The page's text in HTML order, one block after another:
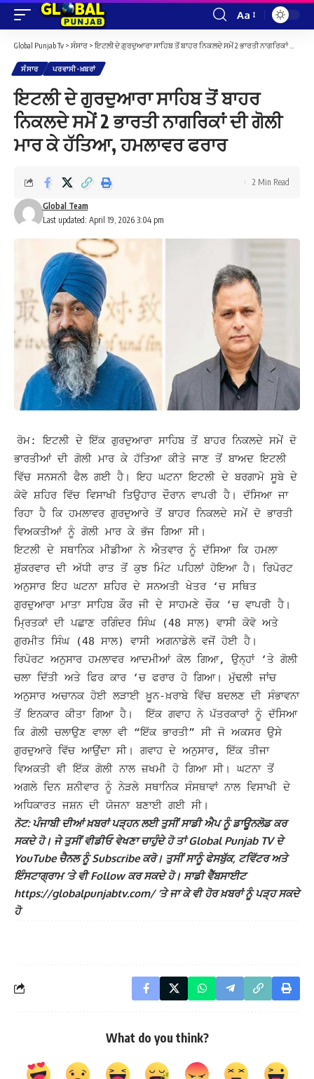
Font
Resizer
Aa
Global Punjab Tv > ਸੰਸਾਰ >ਇਟਲੀ ਦੇ ਗੁਰਦੁਆਰਾ ਸਾਹਿਬ ਤੋਂ ਬਾਹਰ ਨਿਕਲਦੇ ਸਮੇਂ 2 ਭਾਰਤੀ ਨਾਗਰਿਕਾਂ ਦੀ ਗੋਲੀ ਮਾਰ ਕੇ ਹੱਤਿਆ, ਹਮਲਾਵਰ ਫਰਾਰ
ਸੰਸਾਰ ਪਰਵਾਸੀ-ਖ਼ਬਰਾਂ
ਇਟਲੀ ਦੇ ਗੁਰਦੁਆਰਾ ਸਾਹਿਬ ਤੋਂ ਬਾਹਰ
ਨਿਕਲਦੇ ਸਮੇਂ 2 ਭਾਰਤੀ ਨਾਗਰਿਕਾਂ ਦੀ ਗੋਲੀ
ਮਾਰ ਕੇ ਹੱਤਿਆ, ਹਮਲਾਵਰ ਫਰਾਰ
Last updated: April 19, 2026 3:04 pm
Global Team
2 Min Read
ਰੋਮ: ਇਟਲੀ ਦੇ ਇੱਕ ਗੁਰਦੁਆਰਾ ਸਾਹਿਬ ਤੋਂ ਬਾਹਰ ਨਿਕਲਦੇ ਸਮੇਂ ਦੋ
ਭਾਰਤੀਆਂ ਦੀ ਗੋਲੀ ਮਾਰ ਕੇ ਹੱਤਿਆ ਕੀਤੇ ਜਾਣ ਤੋਂ ਬਾਅਦ ਇਟਲੀ
ਵਿੱਚ ਸਨਸਨੀ ਫੈਲ ਗਈ ਹੈ। ਇਹ ਘਟਨਾ ਇਟਲੀ ਦੇ ਬਰਗਾਮੋ ਸੂਬੇ ਦੇ
ਕੋਵੋ ਸ਼ਹਿਰ ਵਿੱਚ ਵਿਸਾਖੀ ਤਿਉਹਾਰ ਦੌਰਾਨ ਵਾਪਰੀ ਹੈ। ਦੱਸਿਆ ਜਾ
ਰਿਹਾ ਹੈ ਕਿ ਹਮਲਾਵਰ ਗੁਰਦੁਆਰੇ ਤੋਂ ਬਾਹਰ ਨਿਕਲਦੇ ਸਮੇਂ ਦੋ ਭਾਰਤੀ
ਵਿਅਕਤੀਆਂ ਨੂੰ ਗੋਲੀ ਮਾਰ ਕੇ ਭੱਜ ਗਿਆ ਸੀ।
ਇਟਲੀ ਦੇ ਸਥਾਨਿਕ ਮੀਡੀਆ ਨੇ ਐਤਵਾਰ ਨੂੰ ਦੱਸਿਆ ਕਿ ਹਮਲਾ
ਸ਼ੁੱਕਰਵਾਰ ਦੀ ਅੱਧੀ ਰਾਤ ਤੋਂ ਕੁਝ ਮਿੰਟ ਪਹਿਲਾਂ ਹੋਇਆ ਹੈ। ਰਿਪੋਰਟ
ਅਨੁਸਾਰ ਇਹ ਘਟਨਾ ਸ਼ਹਿਰ ਦੇ ਸਨਅਤੀ ਖੇਤਰ ‘ਚ ਸਥਿਤ
ਗੁਰਦੁਆਰਾ ਮਾਤਾ ਸਾਹਿਬ ਕੌਰ ਜੀ ਦੇ ਸਾਹਮਣੇ ਚੌਕ ‘ਚ ਵਾਪਰੀ ਹੈ।
ਮ੍ਰਿਤਕਾਂ ਦੀ ਪਛਾਣ ਰਗਿੰਦਰ ਸਿੰਘ (48 ਸਾਲ) ਵਾਸੀ ਕੋਵੋ ਅਤੇ
ਗੁਰਮੀਤ ਸਿੰਘ (48 ਸਾਲ) ਵਾਸੀ ਅਗਨਾਡੇਲੋ ਵਜੋਂ ਹੋਈ ਹੈ।
ਰਿਪੋਰਟ ਅਨੁਸਾਰ ਹਮਲਾਵਰ ਆਦਮੀਆਂ ਕੋਲ ਗਿਆ, ਉਨ੍ਹਾਂ ‘ਤੇ ਗੋਲੀ
ਚਲਾ ਦਿੱਤੀ ਅਤੇ ਫਿਰ ਕਾਰ ‘ਚ ਫਰਾਰ ਹੋ ਗਿਆ। ਮੁੱਢਲੀ ਜਾਂਚ
ਅਨੁਸਾਰ ਅਚਾਨਕ ਹੋਈ ਲੜਾਈ ਖ਼ੂਨ-ਖ਼ਰਾਬੇ ਵਿੱਚ ਬਦਲਣ ਦੀ ਸੰਭਾਵਨਾ
ਤੋਂ ਇਨਕਾਰ ਕੀਤਾ ਗਿਆ ਹੈ।ਇੱਕ ਗਵਾਹ ਨੇ ਪੱਤਰਕਾਰਾਂ ਨੂੰ ਦੱਸਿਆ
ਕਿ ਗੋਲੀ ਚਲਾਉਣ ਵਾਲਾ ਵੀ “ਇੱਕ ਭਾਰਤੀ” ਸੀ ਜੋ ਅਕਸਰ ਉਸੇ
ਗੁਰਦੁਆਰੇ ਵਿੱਚ ਆਉਂਦਾ ਸੀ। ਗਵਾਹ ਦੇ ਅਨੁਸਾਰ, ਇੱਕ ਤੀਜਾ
ਵਿਅਕਤੀ ਵੀ ਇੱਕ ਗੋਲੀ ਨਾਲ ਜ਼ਖਮੀ ਹੋ ਗਿਆ ਸੀ। ਘਟਨਾ ਤੋਂ
ਅਗਲੇ ਦਿਨ ਸ਼ਨੀਵਾਰ ਨੂੰ ਨੇੜਲੇ ਸਥਾਨਿਕ ਸੰਸਥਾਵਾਂ ਨਾਲ ਵਿਸਾਖੀ ਦੇ
ਅਧਿਕਾਰਤ ਜਸ਼ਨ ਦੀ ਯੋਜਨਾ ਬਣਾਈ ਗਈ ਸੀ।
ਨੋਟ: ਪੰਜਾਬੀ ਦੀਆਂ ਖ਼ਬਰਾਂ ਪੜ੍ਹਨ ਲਈ ਤੁਸੀਂ ਸਾਡੀ ਐਪ ਨੂੰ ਡਾਊਨਲੋਡ ਕਰ
ਸਕਦੇ ਹੋ। ਜੇ ਤੁਸੀਂ ਵੀਡੀਓ ਵੇਖਣਾ ਚਾਹੁੰਦੇ ਹੋ ਤਾਂ Global Punjab TV ਦੇ
YouTube ਚੈਨਲ ਨੂੰ Subscribe ਕਰੋ। ਤੁਸੀਂ ਸਾਨੂੰ ਫੇਸਬੁੱਕ, ਟਵਿੱਟਰ ਅਤੇ
ਇੰਸਟਾਗ੍ਰਾਮ ‘ਤੇ ਵੀ Follow ਕਰ ਸਕਦੇ ਹੋ। ਸਾਡੀ ਵੈੱਬਸਾਈਟ
https://globalpunjabtv.com/ ‘ਤੇ ਜਾ ਕੇ ਵੀ ਹੋਰ ਖ਼ਬਰਾਂ ਨੂੰ ਪੜ੍ਹ ਸਕਦੇ
ਹੋ
What do you think?